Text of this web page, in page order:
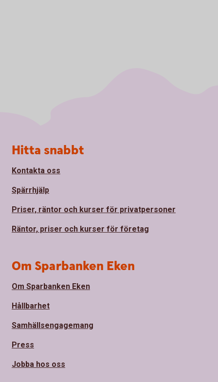
Sidfot
Hitta snabbt
Kontakta oss
Spärrhjälp
Priser, räntor och kurser för privatpersoner
Räntor, priser och kurser för företag
Om Sparbanken Eken
Om Sparbanken Eken
Hållbarhet
Samhällsengagemang
Press
Jobba hos oss